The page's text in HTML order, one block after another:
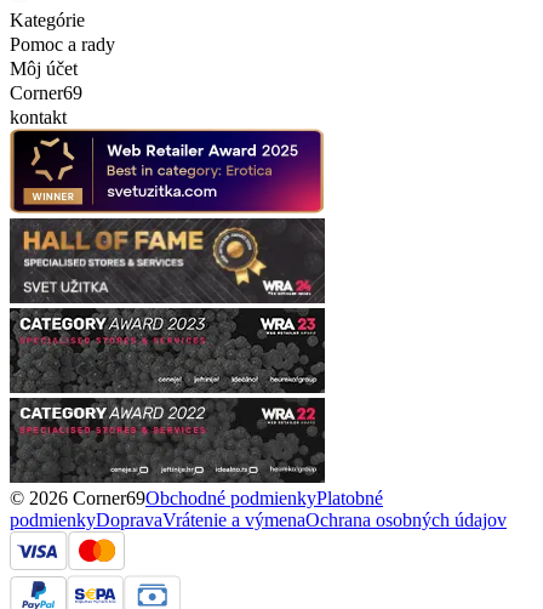
Kategórie
Pomoc a rady
Môj účet
Corner69
kontakt
© 2026 Corner69Obchodné podmienkyPlatobné
podmienkyDopravaVrátenie a výmenaOchrana osobných údajov